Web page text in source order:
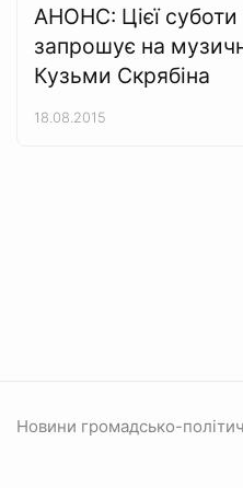
АНОНС: Цієї
запрошує на
Кузьми Скрябіна
18.08.2015
Новини громадсько-